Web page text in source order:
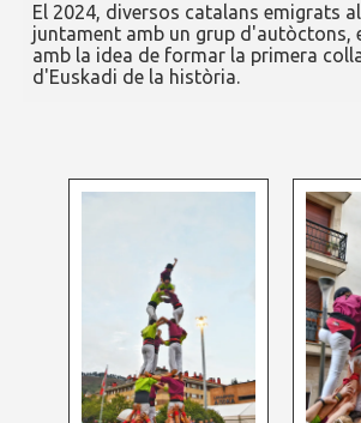
El 2024, diversos catalans emigrats
juntament amb un grup d'autòctons,
amb la idea de formar la primera
d'Euskadi de la història.